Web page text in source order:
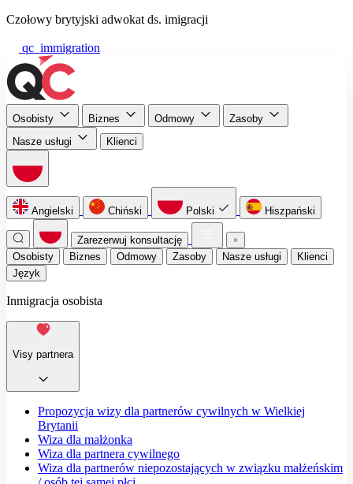
Czołowy brytyjski adwokat ds. imigracji
qc_immigration
Osobisty Biznes Odmowy
Zasoby
Nasze usługi
Klienci
Angielski Chiński Polski Hiszpański
Zarezerwuj konsultację
Osobisty
Biznes Odmowy Zasoby Nasze usługi
Klienci
Język
Inmigracja osobista
Visy partnera
Propozycja wizy dla partnerów cywilnych w Wielkiej
Brytanii
Wiza dla małżonka
Wiza dla partnera cywilnego
Wiza dla partnerów niepozostających w związku małżeńskim